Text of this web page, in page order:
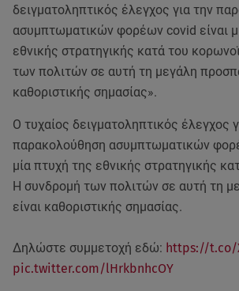
δειγματοληπτικός έλεγχος για την
ασυμπτωματικών φορέων covid είναι
εθνικής στρατηγικής κατά του
των πολιτών σε αυτή τη μεγάλη
καθοριστικής σημασίας».
Ο τυχαίος δειγματοληπτικός έλεγχος
παρακολούθηση ασυμπτωματικών
μία πτυχή της εθνικής στρατηγικής
Η συνδρομή των πολιτών σε αυτή τη
είναι καθοριστικής σημασίας.
Δηλώστε συμμετοχή εδώ: https://t.co/
pic.twitter.com/lHrkbnhcOY